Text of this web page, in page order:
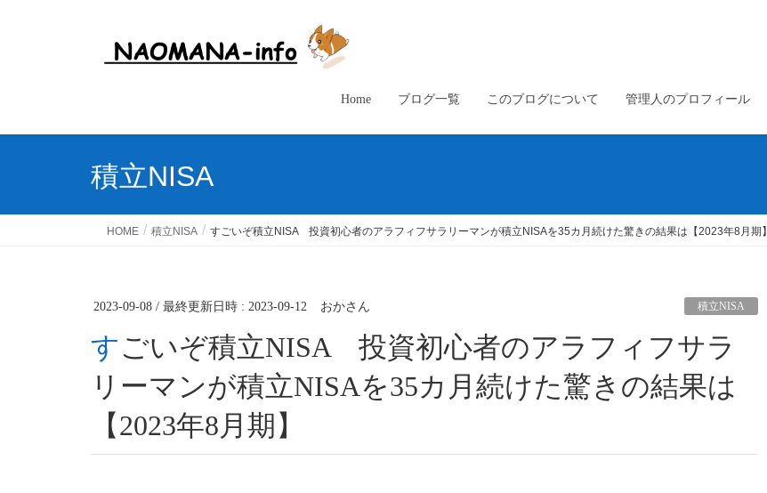
Home ブログ一覧 このブログについて 管理人のプロフィール
積立NISA
HOME 積立NISA すごいぞ積立NISA 投資初心者のアラフィフサラリーマンが積立NISAを35カ月続けた驚きの結果は【2023年8月期】
2023-09-08 / 最終更新日時 : 2023-09-12 おかさん 積立NISA
すごいぞ積立NISA 投資初心者のアラフィフサラ
リーマンが積立NISAを35カ月続けた驚きの結果は
【2023年8月期】